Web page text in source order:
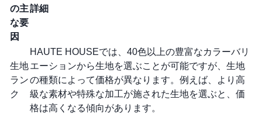
の主
な要
因
詳細
生地
ラン
ク
HAUTE HOUSEでは、40色以上の豊富なカラーバリ
エーションから生地を選ぶことが可能ですが、生地
の種類によって価格が異なります。例えば、より高
級な素材や特殊な加工が施された生地を選ぶと、価
格は高くなる傾向があります。